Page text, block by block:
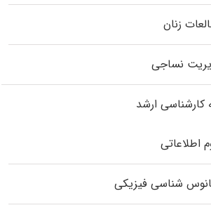
زنان
نساجی
کارشناسی ارشد
اطلاعاتی
شناسی فیزیکی